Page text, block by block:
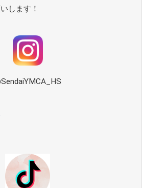
します！